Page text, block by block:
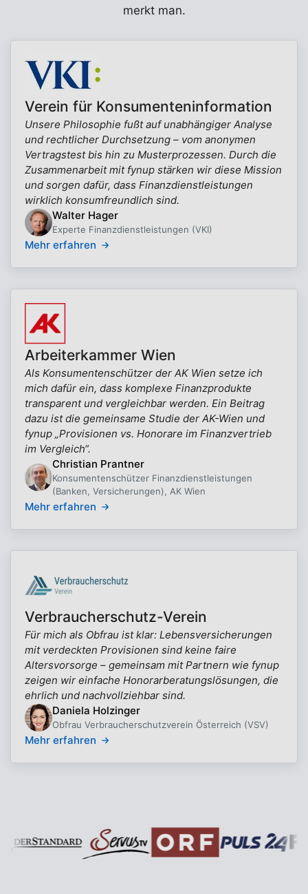
merkt man.
Verein für Konsumenteninformation
Unsere Philosophie fußt auf unabhängiger Analyse
und rechtlicher Durchsetzung – vom anonymen
Vertragstest bis hin zu Musterprozessen. Durch die
Zusammenarbeit mit fynup stärken wir diese Mission
und sorgen dafür, dass Finanzdienstleistungen
wirklich konsumfreundlich sind.
Walter Hager
Experte Finanzdienstleistungen (VKI)
Mehr erfahren
Arbeiterkammer Wien
Als Konsumentenschützer der AK Wien setze ich
mich dafür ein, dass komplexe Finanzprodukte
transparent und vergleichbar werden. Ein Beitrag
dazu ist die gemeinsame Studie der AK-Wien und
fynup „Provisionen vs. Honorare im Finanzvertrieb
im Vergleich“.
Christian Prantner
Konsumentenschützer Finanzdienstleistungen
(Banken, Versicherungen), AK Wien
Mehr erfahren
Verbraucherschutz-Verein
Für mich als Obfrau ist klar: Lebensversicherungen
mit verdeckten Provisionen sind keine faire
Altersvorsorge – gemeinsam mit Partnern wie fynup
zeigen wir einfache Honorarberatungslösungen, die
ehrlich und nachvollziehbar sind.
Daniela Holzinger
Obfrau Verbraucherschutzverein Österreich (VSV)
Mehr erfahren